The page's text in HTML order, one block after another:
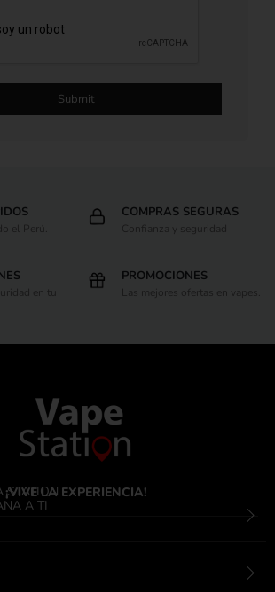
el Perú.
COMPRAS SEGURAS
Confianza y seguridad
en tu
PROMOCIONES
Las mejores ofertas en vapes.
¡VIVE LA EXPERIENCIA!
STATION
A TI